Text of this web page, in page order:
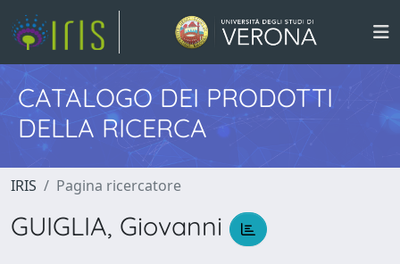
CATALOGO DEI PRODOTTI
DELLA RICERCA
IRIS Pagina ricercatore
GUIGLIA, Giovanni